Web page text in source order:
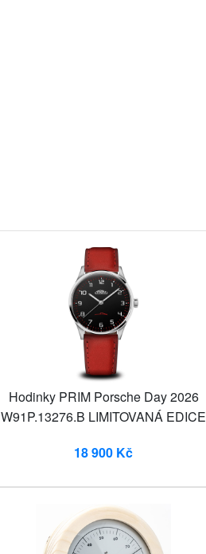
Hodinky PRIM Porsche Day 2026
W91P.13276.B LIMITOVANÁ EDICE
18 900 Kč